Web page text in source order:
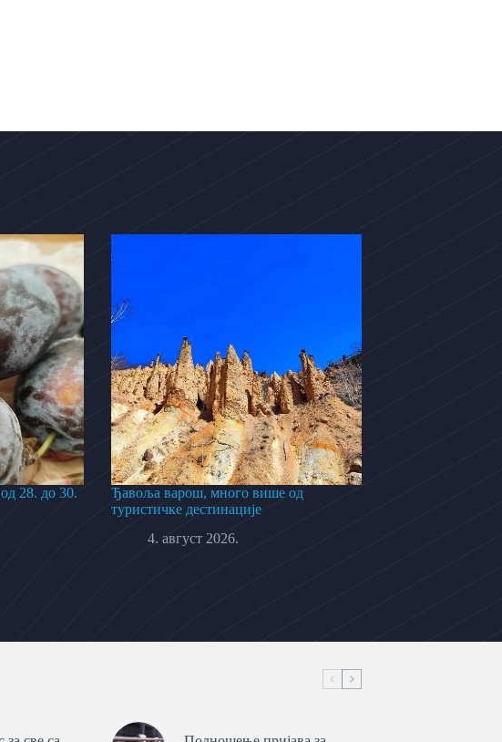
28. до 30.
Ђавоља варош, много више од
туристичке дестинације
4. август 2026.